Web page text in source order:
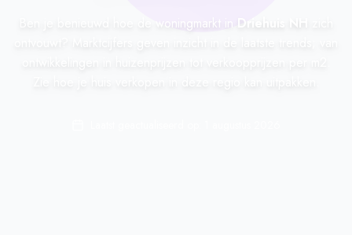
Ben je benieuwd hoe de woningmarkt in Driehuis NH